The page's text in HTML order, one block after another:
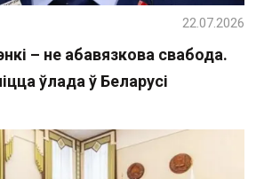
– не абавязкова свабода.
ўлада ў Беларусі
22.07.2026